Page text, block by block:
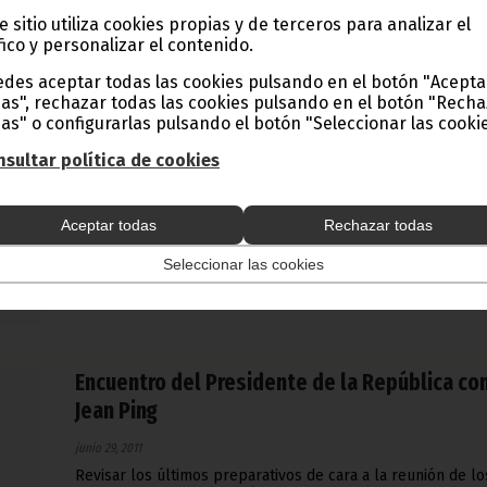
sitio utiliza cookies propias y de terceros para analizar el
y personalizar el contenido.
aceptar todas las cookies pulsando en el botón
rechazar todas las cookies pulsando en el botón
o configurarlas pulsando el botón "Seleccionar las
política de cookies
Aceptar todas Rechazar todas
Seleccionar las cookies
El Nzalang femenino pierde ante Noruega por
1
junio 30, 2011
un excelente partido.
Noticias Deportes
Encuentro del Presidente de la República
Jean Ping
junio 29, 2011
Revisar los últimos preparativos de cara a la reunión de